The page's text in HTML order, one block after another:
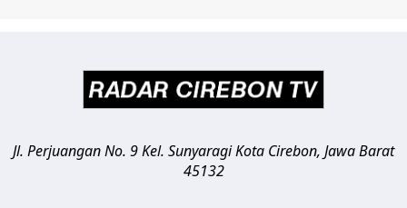
Jl. Perjuangan No. 9 Kel. SunyaragiKota Cirebon, Jawa Barat
45132